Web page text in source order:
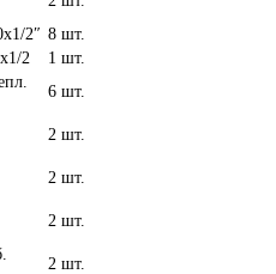
2″ 8 шт.
2
1 шт.
6 шт.
2 шт.
2 шт.
2 шт.
2 шт.